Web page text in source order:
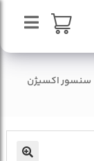
سنسور اکسیژن